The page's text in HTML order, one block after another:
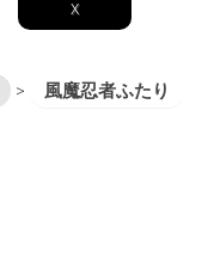
X
> 風魔忍者ふたり